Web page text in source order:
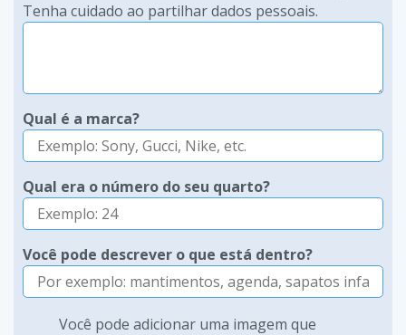
Tenha cuidado ao partilhar dados pessoais.
Qual é a marca?
Qual era o número do seu quarto?
Você pode descrever o que está dentro?
Você pode adicionar uma imagem que